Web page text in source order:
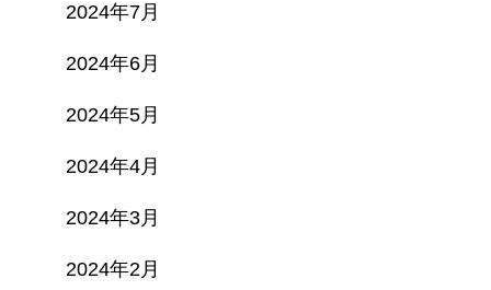
2024年7月
2024年6月
2024年5月
2024年4月
2024年3月
2024年2月